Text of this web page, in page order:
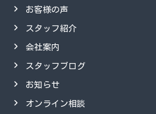
お客様の声
スタッフ紹介
会社案内
スタッフブログ
お知らせ
オンライン相談